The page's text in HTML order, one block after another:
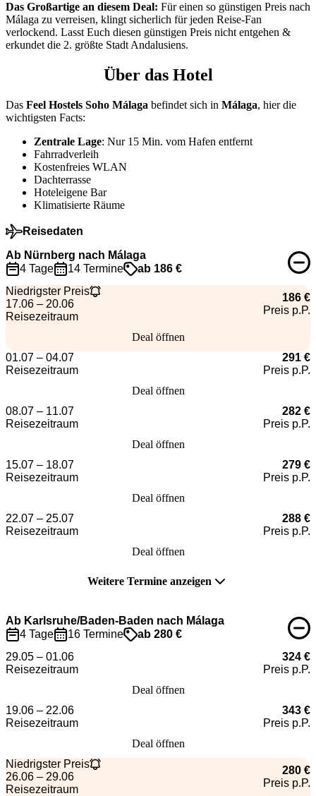
Das Großartige an diesem Deal: Für einen so günstigen Preis nach
Málaga zu verreisen, klingt sicherlich für jeden Reise-Fan
verlockend. Lasst Euch diesen günstigen Preis nicht entgehen &
erkundet die 2. größte Stadt Andalusiens.
Über das Hotel
Das Feel Hostels Soho Málaga befindet sich in Málaga, hier die
wichtigsten Facts:
Zentrale Lage: Nur 15 Min. vom Hafen entfernt
Fahrradverleih
Kostenfreies WLAN
Dachterrasse
Hoteleigene Bar
Klimatisierte Räume
Reisedaten
Ab Nürnberg nach Málaga
4 Tage
14 Termine
ab 186 €
Niedrigster Preis
17.06 – 20.06
Reisezeitraum
186 €
Preis p.P.
Deal öffnen
01.07 – 04.07
Reisezeitraum
291 €
Preis p.P.
Deal öffnen
08.07 – 11.07
Reisezeitraum
282 €
Preis p.P.
Deal öffnen
15.07 – 18.07
Reisezeitraum
279 €
Preis p.P.
Deal öffnen
22.07 – 25.07
Reisezeitraum
288 €
Preis p.P.
Deal öffnen
Weitere Termine anzeigen
Ab Karlsruhe/Baden-Baden nach Málaga
4 Tage
16 Termine
ab 280 €
29.05 – 01.06
Reisezeitraum
324 €
Preis p.P.
Deal öffnen
19.06 – 22.06
Reisezeitraum
343 €
Preis p.P.
Deal öffnen
Niedrigster Preis
26.06 – 29.06
Reisezeitraum
280 €
Preis p.P.